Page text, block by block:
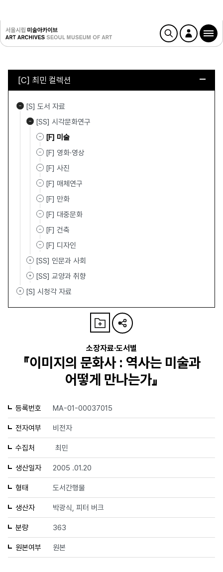
[C] 최민 컬렉션
[S] 도서 자료
[SS] 시각문화연구
[F] 미술
[F] 영화·영상
[F] 사진
[F] 매체연구
[F] 만화
[F] 대중문화
[F] 건축
[F] 디자인
[SS] 인문과 사회
[SS] 교양과 취향
[S] 시청각 자료
소장자료·도서별
『이미지의 문화사 : 역사는 미술과
어떻게 만나는가』
등록번호 MA-01-00037015
전자여부 비전자
수집처 최민
생산일자 2005 .01.20
형태 도서간행물
생산자 박광식, 피터 버크
분량 363
원본여부 원본